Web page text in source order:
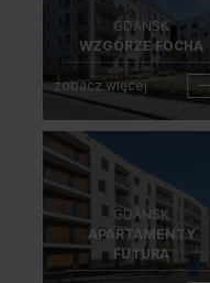
GDAŃSK
WZGÓRZE FOCHA
zobacz więcej
GDAŃSK
APARTAMENTY
FUTURA